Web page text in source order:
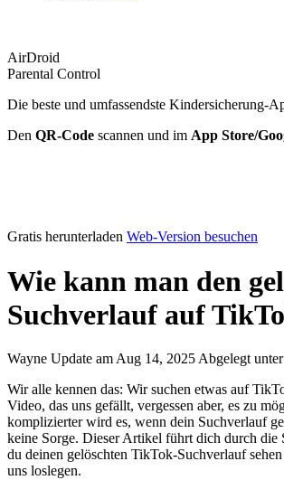
AirDroid
Parental Control
Die beste und umfassendste Kindersicherung-
Den QR-Code scannen und im App Store/
Gratis herunterladen Web-Version besuchen
Wie kann man den
Suchverlauf auf
Wayne Update am Aug 14, 2025 Abgelegt
Wir alle kennen das: Wir suchen etwas auf
Video, das uns gefällt, vergessen aber, es zu
komplizierter wird es, wenn dein Suchverlauf
keine Sorge. Dieser Artikel führt dich durch die
du deinen gelöschten TikTok-Suchverlauf
uns loslegen.